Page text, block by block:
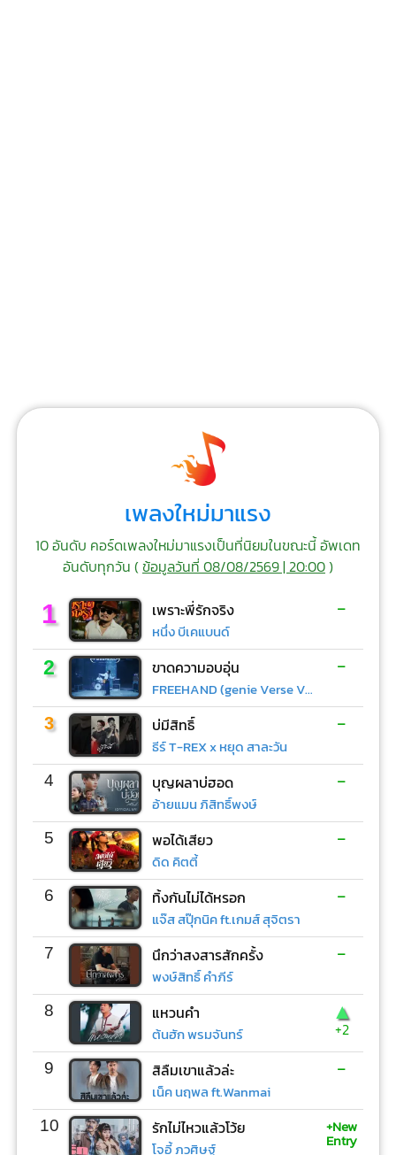
เพลงใหม่มาแรง
10 อันดับ คอร์ดเพลงใหม่มาแรงเป็นที่นิยมในขณะนี้ อัพเดท
อันดับทุกวัน (ข้อมูลวันที่ 08/08/2569 | 20:00)
1 เพราะพี่รักจริง
หนึ่ง บีเคแบนด์
-
2 ขาดความอบอุ่น
FREEHAND (genie Verse Vol.1)
-
3 บ่มีสิทธิ์
ธีร์ T-REX x หยุด สาละวัน
-
4 บุญผลาบ่ฮอด
อ้ายแมน ภิสิทธิ์พงษ์
-
5 พอได้เสียว
ดิด คิตตี้
-
6 ทิ้งกันไม่ได้หรอก
แจ๊ส สปุ๊กนิค ft.เกมส์ สุจิตรา
-
7 นึกว่าสงสารสักครั้ง
พงษ์สิทธิ์ คำภีร์
-
8 แหวนคำ
ต้นฮัก พรมจันทร์
▲
+2
9 สิลืมเขาแล้วล่ะ
เน็ค นฤพล ft.Wanmai
-
10 รักไม่ไหวแล้วโว้ย
โจอี้ ภูวศิษฐ์
+New
Entry